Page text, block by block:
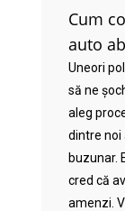
Cum
auto
Uneori
să ne
aleg
dintre noi
buzunar.
cred că
amenzi.